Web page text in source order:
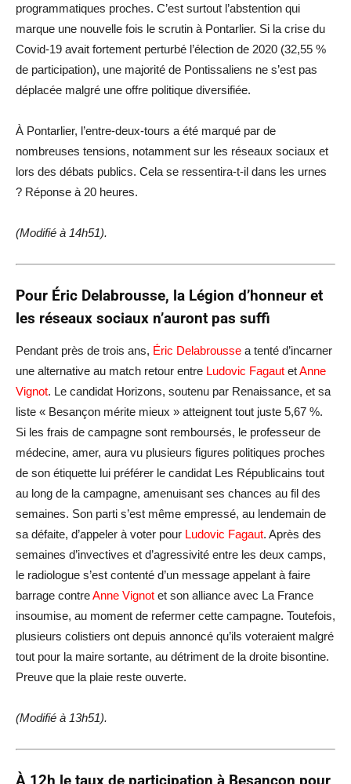
programmatiques proches. C’est surtout l’abstention qui
marque une nouvelle fois le scrutin à Pontarlier. Si la crise du
Covid-19 avait fortement perturbé l’élection de 2020 (32,55 %
de participation), une majorité de Pontissaliens ne s’est pas
déplacée malgré une offre politique diversifiée.
À Pontarlier, l’entre-deux-tours a été marqué par de
nombreuses tensions, notamment sur les réseaux sociaux et
lors des débats publics. Cela se ressentira-t-il dans les urnes
? Réponse à 20 heures.
(Modifié à 14h51).
Pour Éric Delabrousse, la Légion d’honneur et
les réseaux sociaux n’auront pas suffi
Pendant près de trois ans, Éric Delabrousse a tenté d’incarner
une alternative au match retour entre Ludovic Fagaut etAnne
Vignot. Le candidat Horizons, soutenu par Renaissance, et sa
liste « Besançon mérite mieux » atteignent tout juste 5,67 %.
Si les frais de campagne sont remboursés, le professeur de
médecine, amer, aura vu plusieurs figures politiques proches
de son étiquette lui préférer le candidat Les Républicains tout
au long de la campagne, amenuisant ses chances au fil des
semaines. Son parti s’est même empressé, au lendemain de
sa défaite, d’appeler à voter pour Ludovic Fagaut. Après des
semaines d’invectives et d’agressivité entre les deux camps,
le radiologue s’est contenté d’un message appelant à faire
barrage contreAnne Vignot et son alliance avec La France
insoumise, au moment de refermer cette campagne. Toutefois,
plusieurs colistiers ont depuis annoncé qu’ils voteraient malgré
tout pour la maire sortante, au détriment de la droite bisontine.
Preuve que la plaie reste ouverte.
(Modifié à 13h51).